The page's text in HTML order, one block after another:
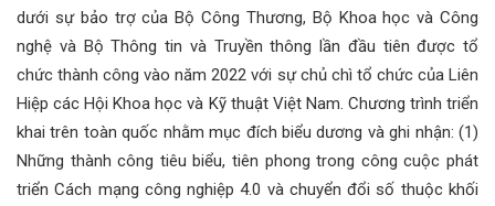
dưới sự bảo trợ của Bộ Công Thương, Bộ Khoa học và Công
nghệ và Bộ Thông tin và Truyền thông lần đầu tiên được tổ
chức thành công vào năm 2022 với sự chủ chì tổ chức của Liên
Hiệp các Hội Khoa học và Kỹ thuật Việt Nam. Chương trình triển
khai trên toàn quốc nhằm mục đích biểu dương và ghi nhận: (1)
Những thành công tiêu biểu, tiên phong trong công cuộc phát
triển Cách mạng công nghiệp 4.0 và chuyển đổi số thuộc khối